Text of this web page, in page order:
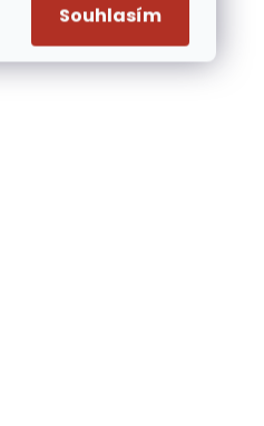
Souhlasím